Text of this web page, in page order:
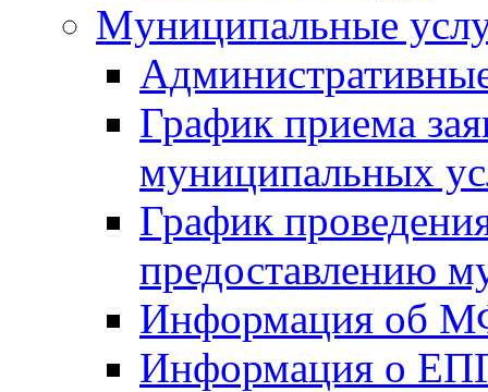
Mуниципальные
График приема
муниципальных
График
предоставлению
Информация об
Информация о